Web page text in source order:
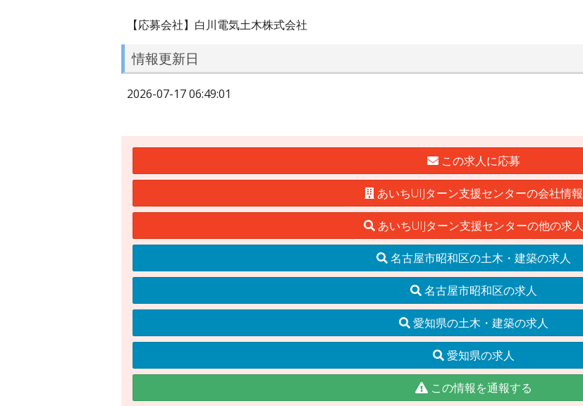
【応募会社】白川電気土木株式会社
情報更新日
2026-07-17 06:49:01
この求人に応募
あいちUIJターン支援センターの会社情報
あいちUIJターン支援センターの他の求人
名古屋市昭和区の土木・建築の求人
名古屋市昭和区の求人
愛知県の土木・建築の求人
愛知県の求人
この情報を通報する